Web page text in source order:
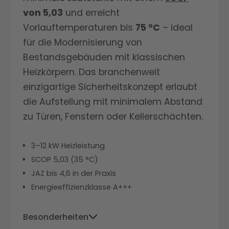
von 5,03 und erreicht
Vorlauftemperaturen bis 75 °C – ideal
für die Modernisierung von
Bestandsgebäuden mit klassischen
Heizkörpern. Das branchenweit
einzigartige Sicherheitskonzept erlaubt
die Aufstellung mit minimalem Abstand
zu Türen, Fenstern oder Kellerschächten.
3–12 kW Heizleistung
SCOP 5,03 (35 °C)
JAZ bis 4,6 in der Praxis
Energieeffizienzklasse A+++
Besonderheiten